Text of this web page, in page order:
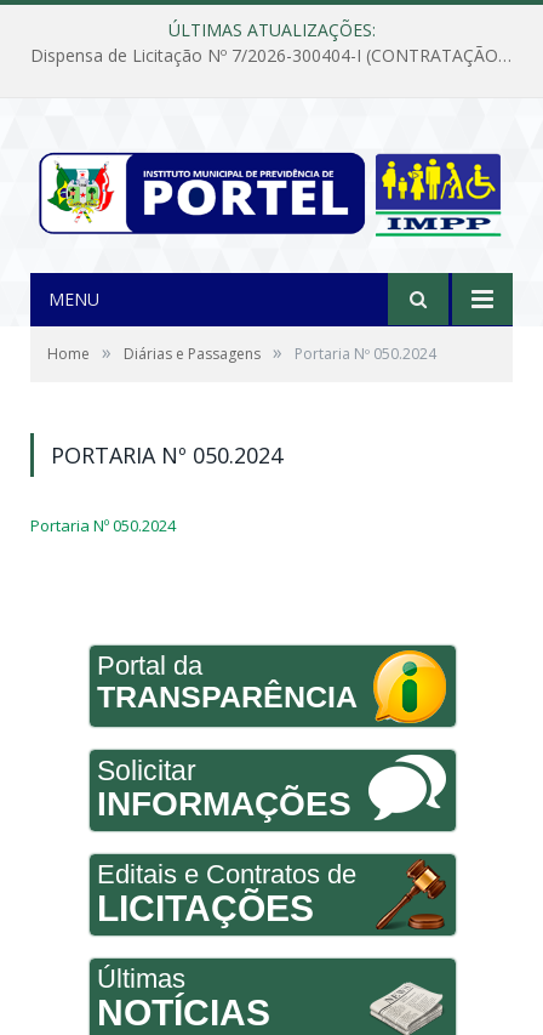
ÚLTIMAS ATUALIZAÇÕES:
Dispensa de Licitação Nº 7/2026-300404-I (CONTRATAÇÃO DE EMPRESA PARA MANUTENÇÃO E REPARAÇÃO DE APARELHOS DE AR CONDICIONADO, EM ATENDIMENTO ÀS NECESSIDADES DO INSTITUTO DE PREVIDÊNCIA MUNICIPAL DE PORTEL/PA)
MENU
Home » Diárias e Passagens » Portaria Nº 050.2024
PORTARIA Nº 050.2024
Portaria Nº 050.2024
Portal da
TRANSPARÊNCIA
Solicitar
INFORMAÇÕES
Editais e Contratos de
LICITAÇÕES
Últimas
NOTÍCIAS